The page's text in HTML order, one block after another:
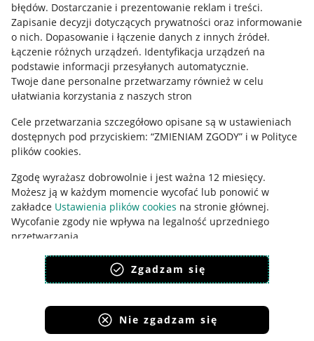
błędów. Dostarczanie i prezentowanie reklam i treści.
Zapisanie decyzji dotyczących prywatności oraz informowanie
o nich. Dopasowanie i łączenie danych z innych źródeł.
Łączenie różnych urządzeń. Identyfikacja urządzeń na
podstawie informacji przesyłanych automatycznie.
Twoje dane personalne przetwarzamy również w celu
ułatwiania korzystania z naszych stron
Cele przetwarzania szczegółowo opisane są w ustawieniach
dostępnych pod przyciskiem: “ZMIENIAM ZGODY” i w Polityce
plików cookies.
Zgodę wyrażasz dobrowolnie i jest ważna 12 miesięcy.
Możesz ją w każdym momencie wycofać lub ponowić w
zakładce Ustawienia plików cookies na stronie głównej.
Wycofanie zgody nie wpływa na legalność uprzedniego
przetwarzania.
polityka plików cookies
polityka ochrony prywatności
Zgadzam się
Nie zgadzam się
Regulamin
Polityka plików "cookies"
Ustawienia plików "cookies"
Udostępnianie lokalizacji
Informacje dla Aktu o Usługach Cyfrowych
Pobierz aplikację
Korzystanie z serwisu oznacza akceptacjęregulaminu